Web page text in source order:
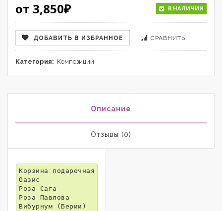
от 3,850₽ В НАЛИЧИИ
ДОБАВИТЬ В ИЗБРАННОЕ СРАВНИТЬ
Категория: Композиции
Описание
Отзывы (0)
Корзина подарочная
Оазис
Роза Сага
Роза Павлова
Вибурнум (Берии)